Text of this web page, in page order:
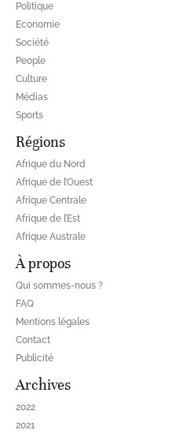
Politique
Economie
Société
People
Culture
Médias
Sports
Régions
Afrique du Nord
Afrique de l’Ouest
Afrique Centrale
Afrique de l’Est
Afrique Australe
À propos
Qui sommes-nous ?
FAQ
Mentions légales
Contact
Publicité
Archives
2022
2021